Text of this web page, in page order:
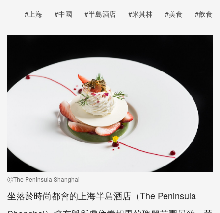
#上海 #中國 #半島酒店 #米其林 #美食 #飲食
ⒸThe Peninsula Shanghai
坐落於時尚都會的上海半島酒店（The Peninsula